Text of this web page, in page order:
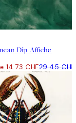
Dip Affiche
14.73 CHF29.45 CHF